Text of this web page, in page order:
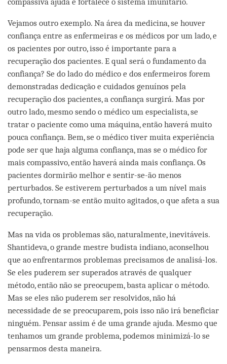
Vejamos outro exemplo. Na área da medicina, se houver
confiança entre as enfermeiras e os médicos por um lado, e
os pacientes por outro, isso é importante para a
recuperação dos pacientes. E qual será o fundamento da
confiança? Se do lado do médico e dos enfermeiros forem
demonstradas dedicação e cuidados genuínos pela
recuperação dos pacientes, a confiança surgirá. Mas por
outro lado, mesmo sendo o médico um especialista, se
tratar o paciente como uma máquina, então haverá muito
pouca confiança. Bem, se o médico tiver muita experiência
pode ser que haja alguma confiança, mas se o médico for
mais compassivo, então haverá ainda mais confiança. Os
pacientes dormirão melhor e sentir-se-ão menos
perturbados. Se estiverem perturbados a um nível mais
profundo, tornam-se então muito agitados, o que afeta a sua
recuperação.
Mas na vida os problemas são, naturalmente, inevitáveis.
Shantideva, o grande mestre budista indiano, aconselhou
que ao enfrentarmos problemas precisamos de analisá-los.
Se eles puderem ser superados através de qualquer
método, então não se preocupem, basta aplicar o método.
Mas se eles não puderem ser resolvidos, não há
necessidade de se preocuparem, pois isso não irá beneficiar
ninguém. Pensar assim é de uma grande ajuda. Mesmo que
tenhamos um grande problema, podemos minimizá-lo se
pensarmos desta maneira.